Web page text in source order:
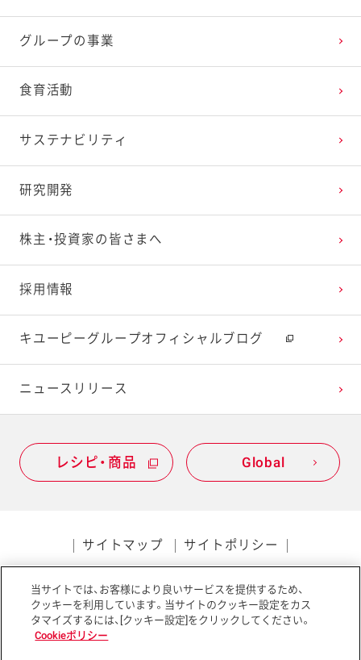
グループの事業
食育活動
サステナビリティ
研究開発
株主・投資家の皆さまへ
採用情報
キユーピーグループオフィシャルブログ
ニュースリリース
レシピ・商品 Global
サイトマップ サイトポリシー
ソーシャルメディアポリシー アクセシビリティ
当サイトでは、お客様により良いサービスを提供するため、
クッキーを利用しています。当サイトのクッキー設定をカス
タマイズするには、[クッキー設定]をクリックしてください。
Cookieポリシー